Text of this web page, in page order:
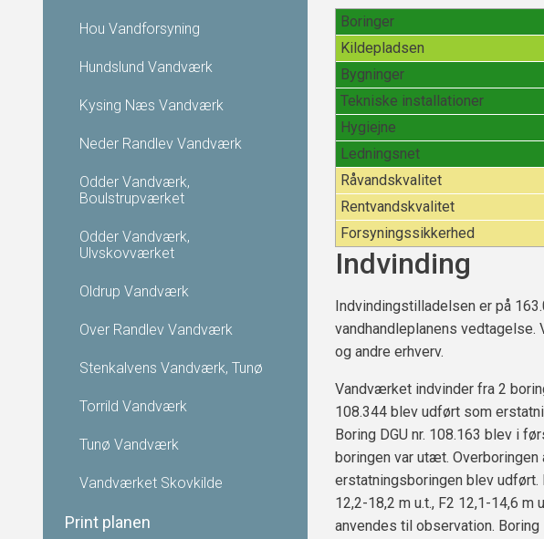
Hou Vandforsyning
Hundslund Vandværk
Kysing Næs Vandværk
Neder Randlev Vandværk
Odder Vandværk,
Boulstrupværket
Odder Vandværk,
Ulvskovværket
Oldrup Vandværk
Over Randlev Vandværk
Stenkalvens Vandværk, Tunø
Torrild Vandværk
Tunø Vandværk
Vandværket Skovkilde
Print planen
Boringer
Kildepladsen
Bygninger
Tekniske installationer
Hygiejne
Ledningsnet
Råvandskvalitet
Rentvandskvalitet
Forsyningssikkerhed
Indvinding
Indvindingstilladelsen er på
vandhandleplanens
og andre erhverv.
Vandværket indvinder fra 2
108.344 blev udført som
Boring DGU nr. 108.163 blev i
boringen var utæt.
erstatningsboringen blev udført.
12,2-18,2 m u.t., F2 12,1-14,6 m
anvendes til observation.